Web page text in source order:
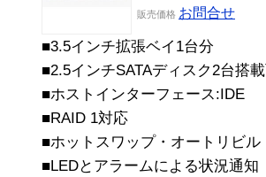
販売価格 お問合せ
■3.5インチ拡張ベイ1台分
■2.5インチSATAディスク2台搭
■ホストインターフェース:IDE
■RAID 1対応
■ホットスワップ・オートリビル
■LEDとアラームによる状況通知